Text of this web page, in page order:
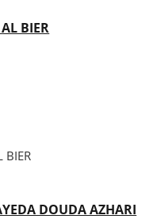
BIER
BIER
DOUDA AZHARI